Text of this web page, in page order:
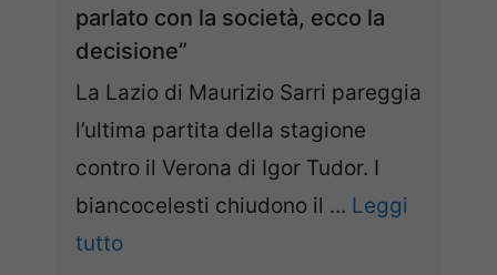
parlato con la società, ecco la
decisione”
La Lazio di Maurizio Sarri pareggia
l’ultima partita della stagione
contro il Verona di Igor Tudor. I
biancocelesti chiudono il ... Leggi
tutto